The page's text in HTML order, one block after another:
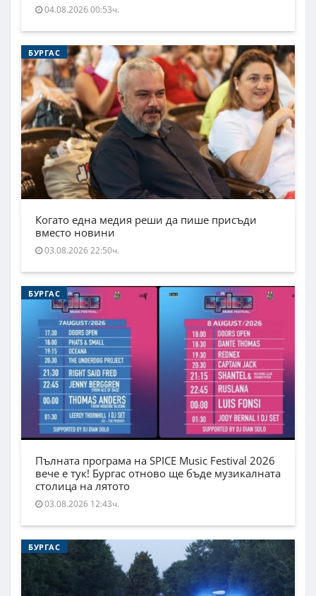
04.08.2026 00:53ч.
БУРГАС
Когато една медия реши да пише присъди
вместо новини
03.08.2026 22:50ч.
БУРГАС
Пълната програма на SPICE Music Festival 2026
вече е тук! Бургас отново ще бъде музикалната
столица на лятото
03.08.2026 12:43ч.
БУРГАС